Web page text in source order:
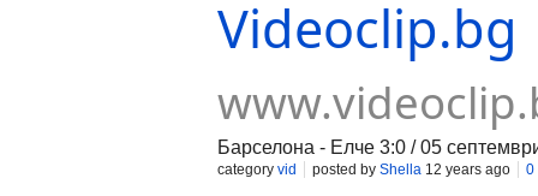
Videoclip.bg
Барселона - Елче 3:0 / 05
category vid posted by Shella 12 years ago 0